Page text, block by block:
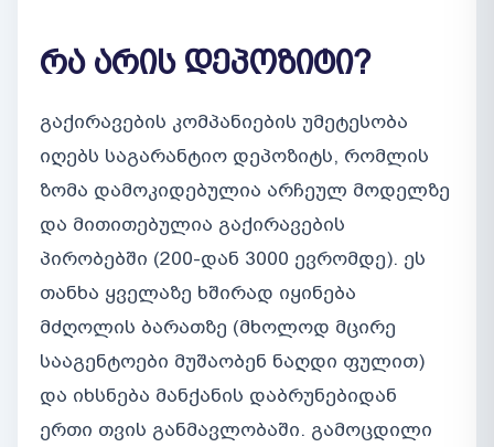
რა არის დეპოზიტი?
გაქირავების კომპანიების უმეტესობა
იღებს საგარანტიო დეპოზიტს, რომლის
ზომა დამოკიდებულია არჩეულ მოდელზე
და მითითებულია გაქირავების
პირობებში (200-დან 3000 ევრომდე). ეს
თანხა ყველაზე ხშირად იყინება
მძღოლის ბარათზე (მხოლოდ მცირე
სააგენტოები მუშაობენ ნაღდი ფულით)
და იხსნება მანქანის დაბრუნებიდან
ერთი თვის განმავლობაში. გამოცდილი